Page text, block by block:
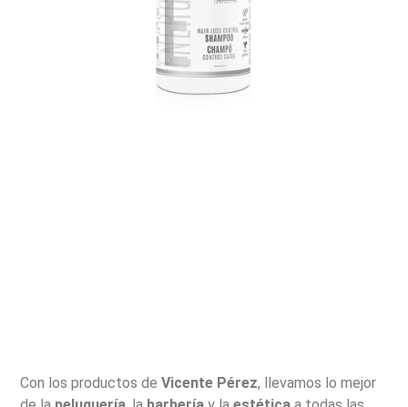
Con los productos deVicente Pérez, llevamos lo mejor